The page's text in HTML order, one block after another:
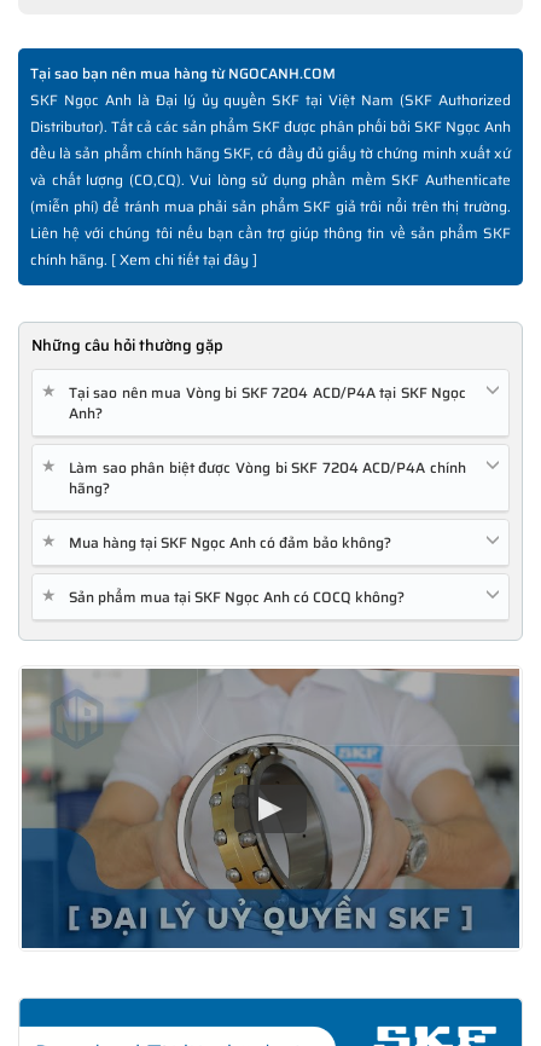
Tại sao bạn nên mua hàng từ NGOCANH.COM
SKF Ngọc Anh là Đại lý ủy quyền SKF tại Việt Nam (SKF Authorized
Distributor). Tất cả các sản phẩm SKF được phân phối bởi SKF Ngọc Anh
đều là sản phẩm chính hãng SKF, có đầy đủ giấy tờ chứng minh xuất xứ
và chất lượng (CO,CQ). Vui lòng sử dụng phần mềm SKF Authenticate
(miễn phí) để tránh mua phải sản phẩm SKF giả trôi nổi trên thị trường.
Liên hệ với chúng tôi nếu bạn cần trợ giúp thông tin về sản phẩm SKF
chính hãng. [Xem chi tiết tại đây]
Những câu hỏi thường gặp
★
Tại sao nên mua Vòng bi SKF 7204 ACD/P4A tại SKF Ngọc
Anh?
★
Làm sao phân biệt được Vòng bi SKF 7204 ACD/P4A chính
hãng?
★ Mua hàng tại SKF Ngọc Anh có đảm bảo không?
★ Sản phẩm mua tại SKF Ngọc Anh có COCQ không?